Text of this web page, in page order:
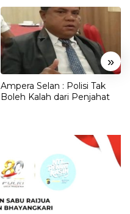
»
Ampera Selan : Polisi Tak
Boleh Kalah dari Penjahat